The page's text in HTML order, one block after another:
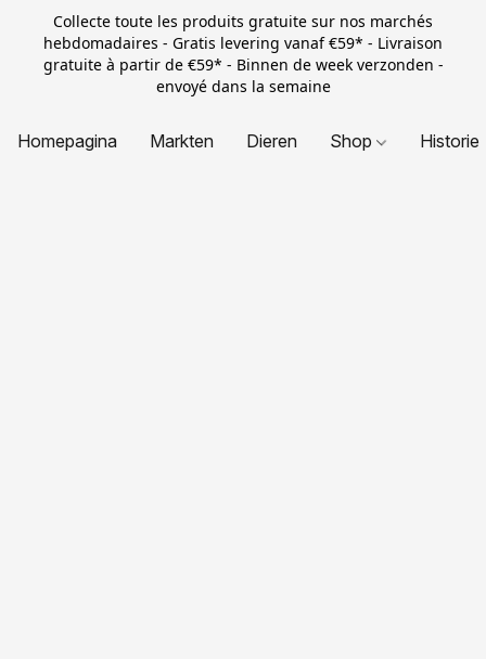
Collecte toute les produits gratuite sur nos marchés
hebdomadaires - Gratis levering vanaf €59* - Livraison
gratuite à partir de €59* - Binnen de week verzonden -
envoyé dans la semaine
Homepagina Markten Dieren Shop Historie